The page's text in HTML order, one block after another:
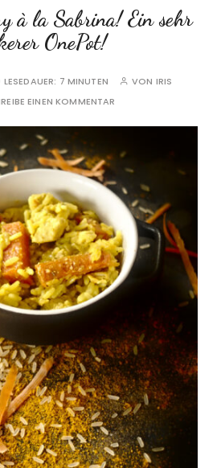
à la Sabrina! Ein sehr
OnePot!
LESEDAUER: 7 MINUTEN VON IRIS
EINEN KOMMENTAR